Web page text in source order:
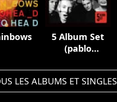
5 Album Set
(pablo
Bends/ok
Computer/kid
A/amnesiac)
LES ALBUMS ET SINGLES